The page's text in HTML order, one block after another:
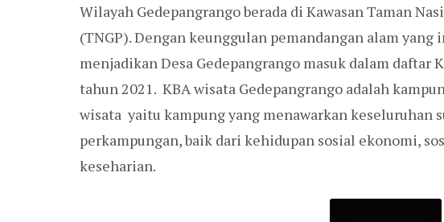
Wilayah Gedepangrango berada di Kawasan Taman
(TNGP). Dengan keunggulan pemandangan alam
menjadikan Desa Gedepangrango masuk dalam daftar
tahun 2021. KBA wisata Gedepangrango adalah
wisata yaitu kampung yang menawarkan keseluruhan
perkampungan, baik dari kehidupan sosial ekonomi,
keseharian.